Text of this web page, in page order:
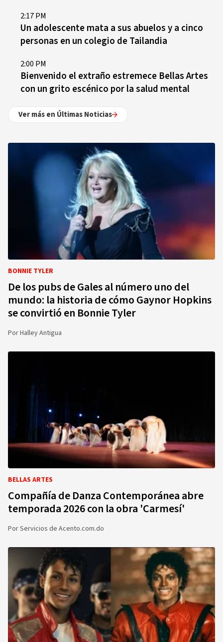
2:17 PM
Un adolescente mata a sus abuelos y a cinco
personas en un colegio de Tailandia
2:00 PM
Bienvenido el extraño estremece Bellas Artes
con un grito escénico por la salud mental
Ver más en Últimas Noticias
BONNIE TYLER
De los pubs de Gales al número uno del
mundo: la historia de cómo Gaynor Hopkins
se convirtió en Bonnie Tyler
PorHalley Antigua
BELLAS ARTES
Compañía de Danza Contemporánea abre
temporada 2026 con la obra 'Carmesí'
PorServicios de Acento.com.do